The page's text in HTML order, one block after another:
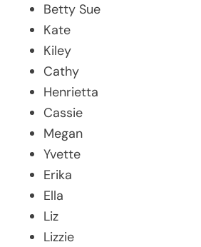
Betty Sue
Kate
Kiley
Cathy
Henrietta
Cassie
Megan
Yvette
Erika
Ella
Liz
Lizzie